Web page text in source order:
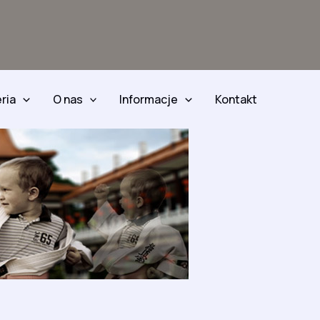
O nas Informacje Kontakt